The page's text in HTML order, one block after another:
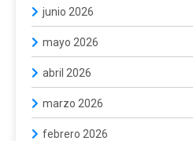
junio 2026
mayo 2026
abril 2026
marzo 2026
febrero 2026